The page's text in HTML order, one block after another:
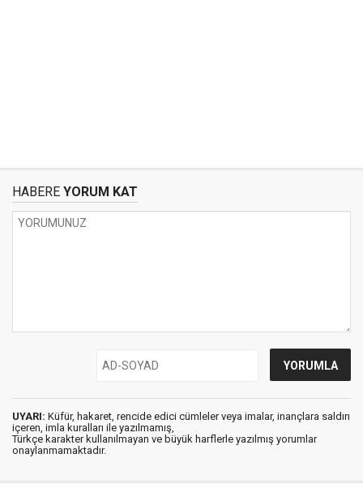
HABERE YORUM KAT
UYARI: Küfür, hakaret, rencide edici cümleler veya imalar, inançlara saldırı
içeren, imla kuralları ile yazılmamış,
Türkçe karakter kullanılmayan ve büyük harflerle yazılmış yorumlar
onaylanmamaktadır.